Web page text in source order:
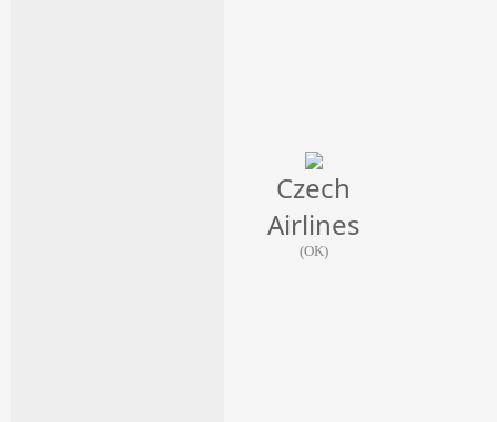
Czech
Airlines
(OK)